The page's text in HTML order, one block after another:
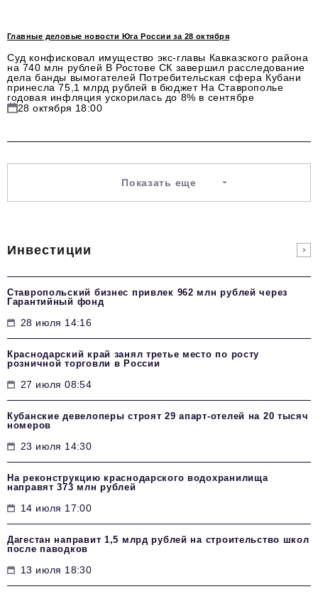
Главные деловые новости Юга России за 28 октября
Суд конфисковал имущество экс-главы Кавказского района
на 740 млн рублей В Ростове СК завершил расследование
дела банды вымогателей Потребительская сфера Кубани
принесла 75,1 млрд рублей в бюджет На Ставрополье
годовая инфляция ускорилась до 8% в сентябре
28 октября 18:00
Показать еще
Инвестиции
Ставропольский бизнес привлек 962 млн рублей через
Гарантийный фонд
28 июля 14:16
Краснодарский край занял третье место по росту
розничной торговли в России
27 июля 08:54
Кубанские девелоперы строят 29 апарт-отелей на 20 тысяч
номеров
23 июля 14:30
На реконструкцию краснодарского водохранилища
направят 373 млн рублей
14 июля 17:00
Дагестан направит 1,5 млрд рублей на строительство школ
после паводков
13 июля 18:30